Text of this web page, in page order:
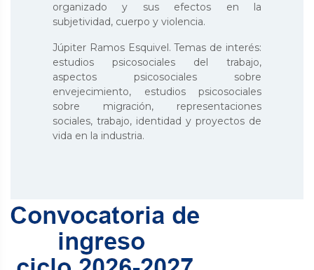
organizado y sus efectos en la
subjetividad, cuerpo y violencia.
Júpiter Ramos Esquivel. Temas de interés:
estudios psicosociales del trabajo,
aspectos psicosociales sobre
envejecimiento, estudios psicosociales
sobre migración, representaciones
sociales, trabajo, identidad y proyectos de
vida en la industria.